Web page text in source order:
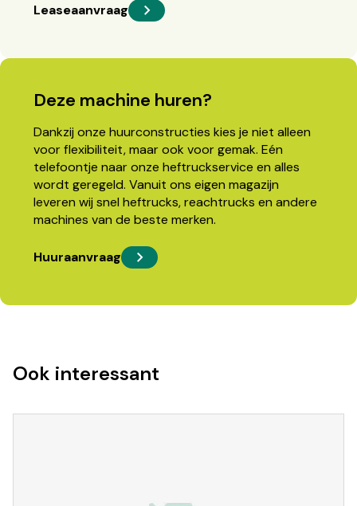
Leaseaanvraag
Deze machine huren?
Dankzij onze huurconstructies kies je niet alleen
voor flexibiliteit, maar ook voor gemak. Eén
telefoontje naar onze heftruckservice en alles
wordt geregeld. Vanuit ons eigen magazijn
leveren wij snel heftrucks, reachtrucks en andere
machines van de beste merken.
Huuraanvraag
Ook interessant